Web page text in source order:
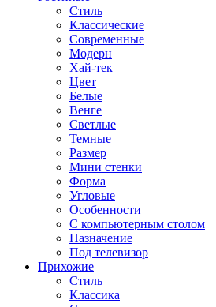
Стиль
Классические
Современные
Модерн
Хай-тек
Цвет
Белые
Венге
Светлые
Темные
Размер
Мини стенки
Форма
Угловые
Особенности
С компьютерным столом
Назначение
Под телевизор
Прихожие
Стиль
Классика